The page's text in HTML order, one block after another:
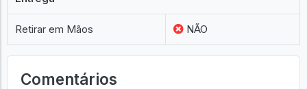
Retirar em Mãos NÃO
Comentários